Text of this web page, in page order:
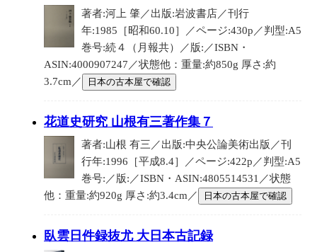
著者:河上 肇／出版:岩波書店／刊行
年:1985［昭和60.10］／ページ:430p／判型:A5
巻号:続４（月報共）／版:／ISBN・
ASIN:4000907247／状態他：重量:約850g 厚さ:約
3.7cm／
日本の古本屋で確認
花道史研究 山根有三著作集７
著者:山根 有三／出版:中央公論美術出版／刊
行年:1996［平成8.4］／ページ:422p／判型:A5
巻号:／版:／ISBN・ASIN:4805514531／状態
他：重量:約920g 厚さ:約3.4cm／
日本の古本屋で確認
臥雲日件録抜尤 大日本古記録